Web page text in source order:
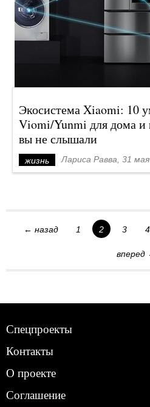
Экосистема Xiaomi: 10
Viomi/Yunmi для дома и
вы не слышали
жизнь Лариса Равва, 31
← назад 1 2 3 4
вперед
Спецпроекты
Контакты
О проекте
Соглашение